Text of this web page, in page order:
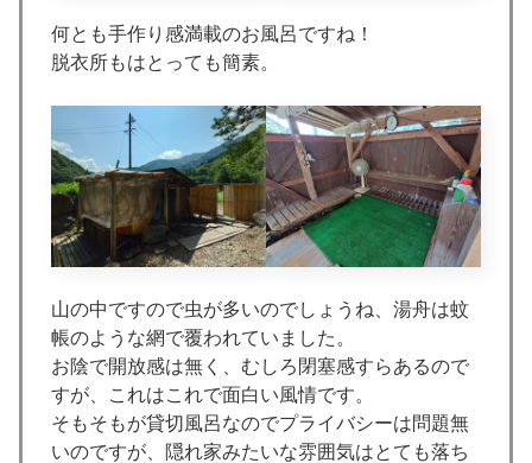
何とも手作り感満載のお風呂ですね！
脱衣所もはとっても簡素。
山の中ですので虫が多いのでしょうね、湯舟は蚊
帳のような網で覆われていました。
お陰で開放感は無く、むしろ閉塞感すらあるので
すが、これはこれで面白い風情です。
そもそもが貸切風呂なのでプライバシーは問題無
いのですが、隠れ家みたいな雰囲気はとても落ち